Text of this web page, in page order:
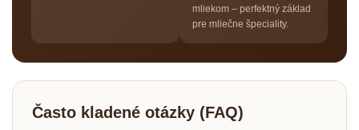
mliekom – perfektný základ
pre mliečne špeciality.
Často kladené otázky (FAQ)